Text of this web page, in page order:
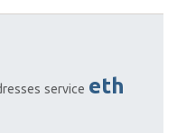
service eth